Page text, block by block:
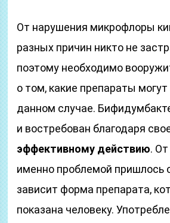
От нарушения микрофлоры
разных причин никто не
поэтому необходимо
о том, какие препараты
данном случае.
и востребован благодаря
эффективному действию. От
именно проблемой пришлось
зависит форма препарата,
показана человеку.